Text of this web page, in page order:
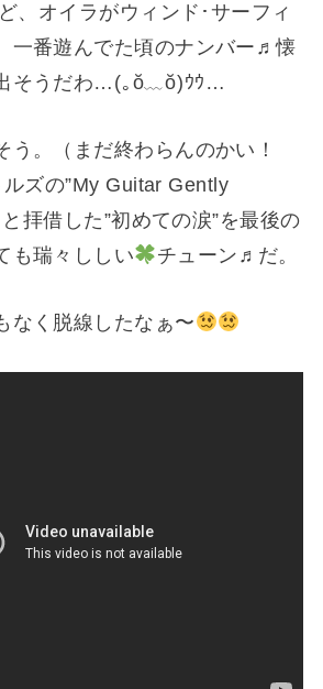
、オイラがウィンド･サーフィ
一番遊んでた頃のナンバー♬懐
そうだわ…(⁠｡⁠ŏ⁠﹏⁠ŏ⁠)ｳｳ…
う。（まだ終わらんのかい！
ズの”My Guitar Gently
拝借した”初めての涙”を最後の
も瑞々ししい
チューン♬だ。
なく脱線したなぁ〜